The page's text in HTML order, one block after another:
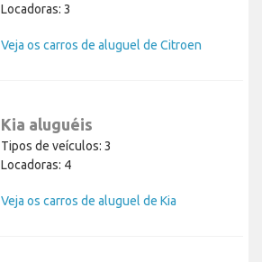
Locadoras: 3
Veja os carros de aluguel de Citroen
Kia aluguéis
Tipos de veículos: 3
Locadoras: 4
Veja os carros de aluguel de Kia